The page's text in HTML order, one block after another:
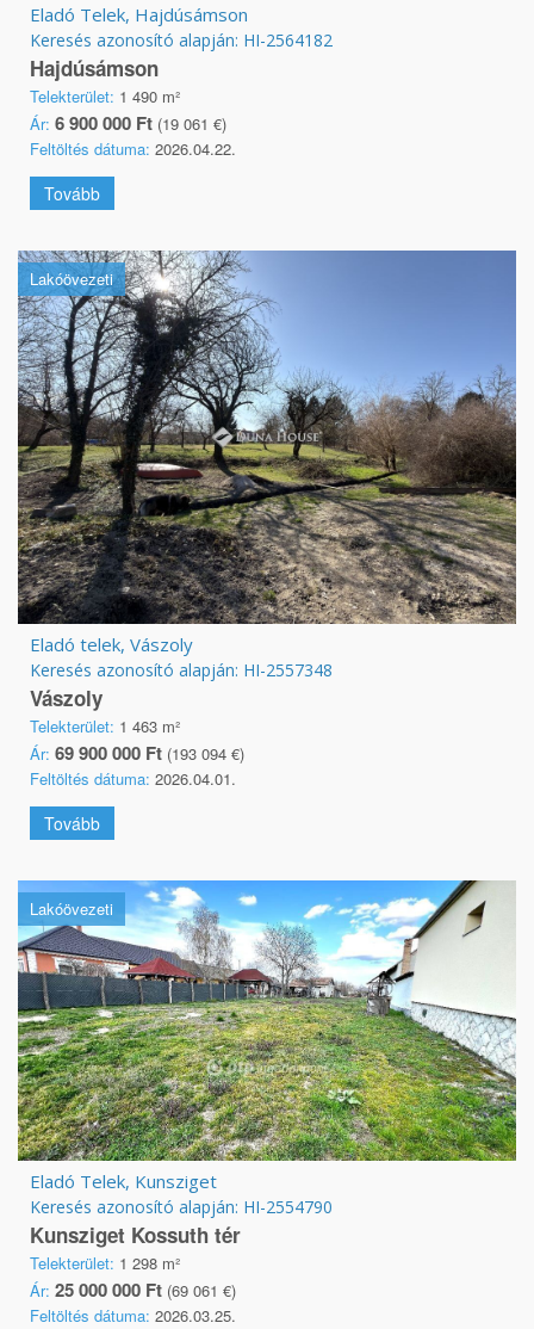
Eladó Telek, Hajdúsámson
Keresés azonosító alapján: HI-2564182
Hajdúsámson
Telekterület: 1 490 m²
Ár: 6 900 000 Ft (19 061 €)
Feltöltés dátuma: 2026.04.22.
Tovább
Lakóövezeti
Eladó telek, Vászoly
Keresés azonosító alapján: HI-2557348
Vászoly
Telekterület: 1 463 m²
Ár: 69 900 000 Ft (193 094 €)
Feltöltés dátuma: 2026.04.01.
Tovább
Lakóövezeti
Eladó Telek, Kunsziget
Keresés azonosító alapján: HI-2554790
Kunsziget Kossuth tér
Telekterület: 1 298 m²
Ár: 25 000 000 Ft (69 061 €)
Feltöltés dátuma: 2026.03.25.